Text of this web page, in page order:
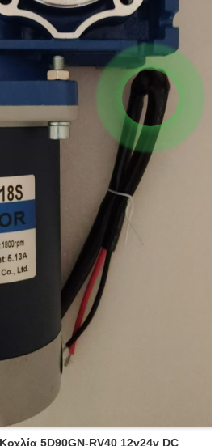
5D90GN-RV40 12v24v DC